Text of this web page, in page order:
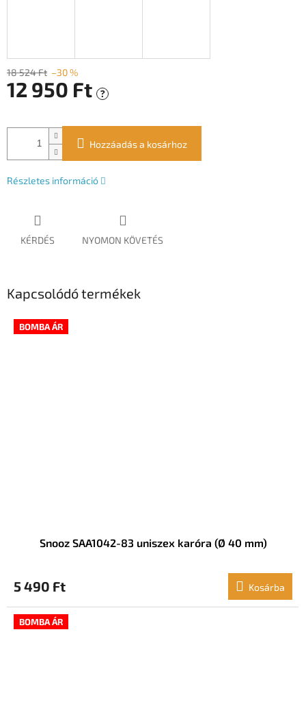
18 524 Ft –30 %
12 950 Ft ?
Hozzáadás a kosárhoz
Részletes információ
KÉRDÉS NYOMON KÖVETÉS
Kapcsolódó termékek
BOMBA ÁR
Snooz SAA1042-83 uniszex karóra (Ø 40 mm)
5 490 Ft Kosárba
BOMBA ÁR